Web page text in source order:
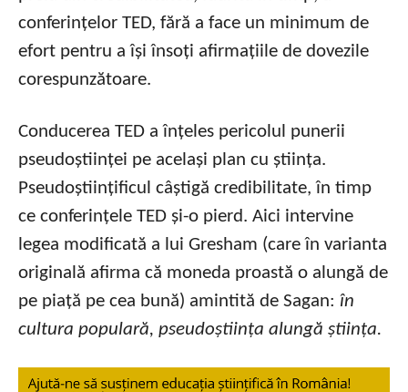
conferințelor TED, fără a face un minimum de
efort pentru a își însoți afirmațiile de dovezile
corespunzătoare.
Conducerea TED a înțeles pericolul punerii
pseudoștiinței pe același plan cu știința.
Pseudoștiințificul câștigă credibilitate, în timp
ce conferințele TED și-o pierd. Aici intervine
legea modificată a lui Gresham (care în varianta
originală afirma că moneda proastă o alungă de
pe piață pe cea bună) amintită de Sagan: în
cultura populară, pseudoștiința alungă știința.